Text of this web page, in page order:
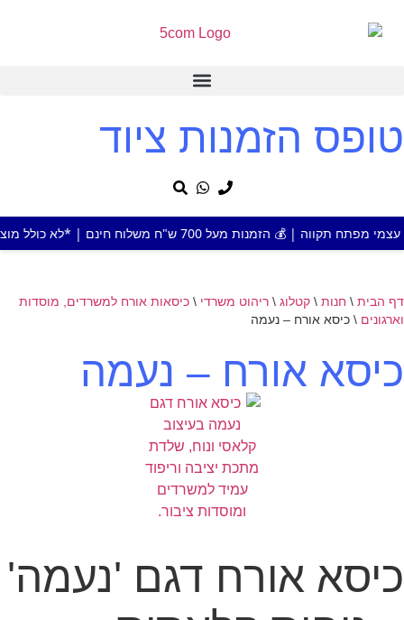
טופס הזמנות ציוד
700 ש"ח משלוח חינם | *לא כולל מוצר או אזור חריג
דף הבית \ חנות \ קטלוג \ ריהוט משרדי \ כיסאות אורח למשרדים, מוסדות
וארגונים \ כיסא אורח – נעמה
כיסא אורח – נעמה
כיסא אורח דגם 'נעמה'